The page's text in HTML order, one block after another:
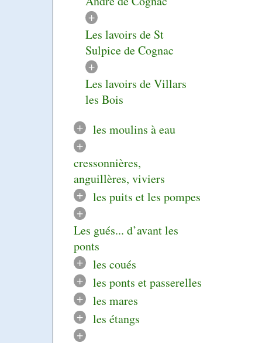
+
Les lavoirs de St
Sulpice de Cognac
+
Les lavoirs de Villars
les Bois
+
les moulins à eau
+
cressonnières,
anguillères, viviers
+
les puits et les pompes
+
Les gués... d’avant les
ponts
+
les coués
+
les ponts et passerelles
+
les mares
+
les étangs
+